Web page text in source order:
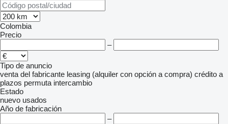
Colombia
Precio
–
Tipo de anuncio
venta del fabricante leasing (alquiler con opción a compra) crédito a
plazos permuta intercambio
Estado
nuevo usados
Año de fabricación
–